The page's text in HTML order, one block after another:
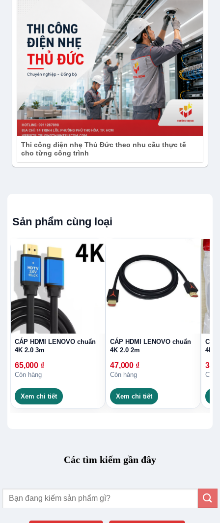
Thi công điện nhẹ Thủ Đức theo nhu cầu thực tế
cho từng công trình
Sản phẩm cùng loại
CÁP HDMI LENOVO chuẩn
4K 2.0 3m
65,000 ₫
Còn hàng
Xem chi tiết
CÁP HDMI LENOVO chuẩn
4K 2.0 2m
47,000 ₫
Còn hàng
Xem chi tiết
4K
Còn
Các tìm kiếm gần đây
Tìm
kiếm: